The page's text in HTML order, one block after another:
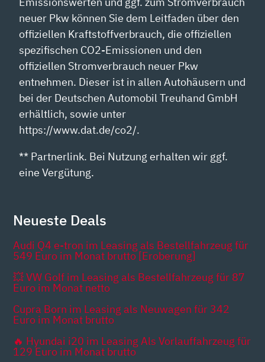
neuer Pkw können Sie dem Leitfaden über den
offiziellen Kraftstoffverbrauch, die offiziellen
spezifischen CO2-Emissionen und den
offiziellen Stromverbrauch neuer Pkw
entnehmen. Dieser ist in allen Autohäusern und
bei der Deutschen Automobil Treuhand GmbH
erhältlich, sowie unter
https://www.dat.de/co2/.
** Partnerlink. Bei Nutzung erhalten wir ggf.
eine Vergütung.
Neueste Deals
Audi Q4 e-tron im Leasing als Bestellfahrzeug für
549 Euro im Monat brutto [Eroberung]
💥 VW Golf im Leasing als Bestellfahrzeug für 87
Euro im Monat netto
Cupra Born im Leasing als Neuwagen für 342
Euro im Monat brutto
🔥 Hyundai i20 im Leasing Als Vorlauffahrzeug für
129 Euro im Monat brutto